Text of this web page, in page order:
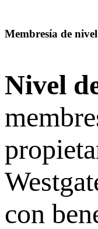
Membresía de
Nivel
con